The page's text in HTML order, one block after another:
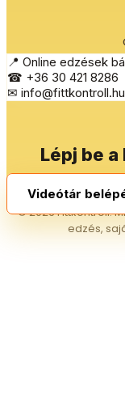
📍 Online edzések
☎ +36 30 421 8286
✉ info@fittkontroll.hu
Lépj be
Videótár
© 2026 Fittkontroll.
edzés,